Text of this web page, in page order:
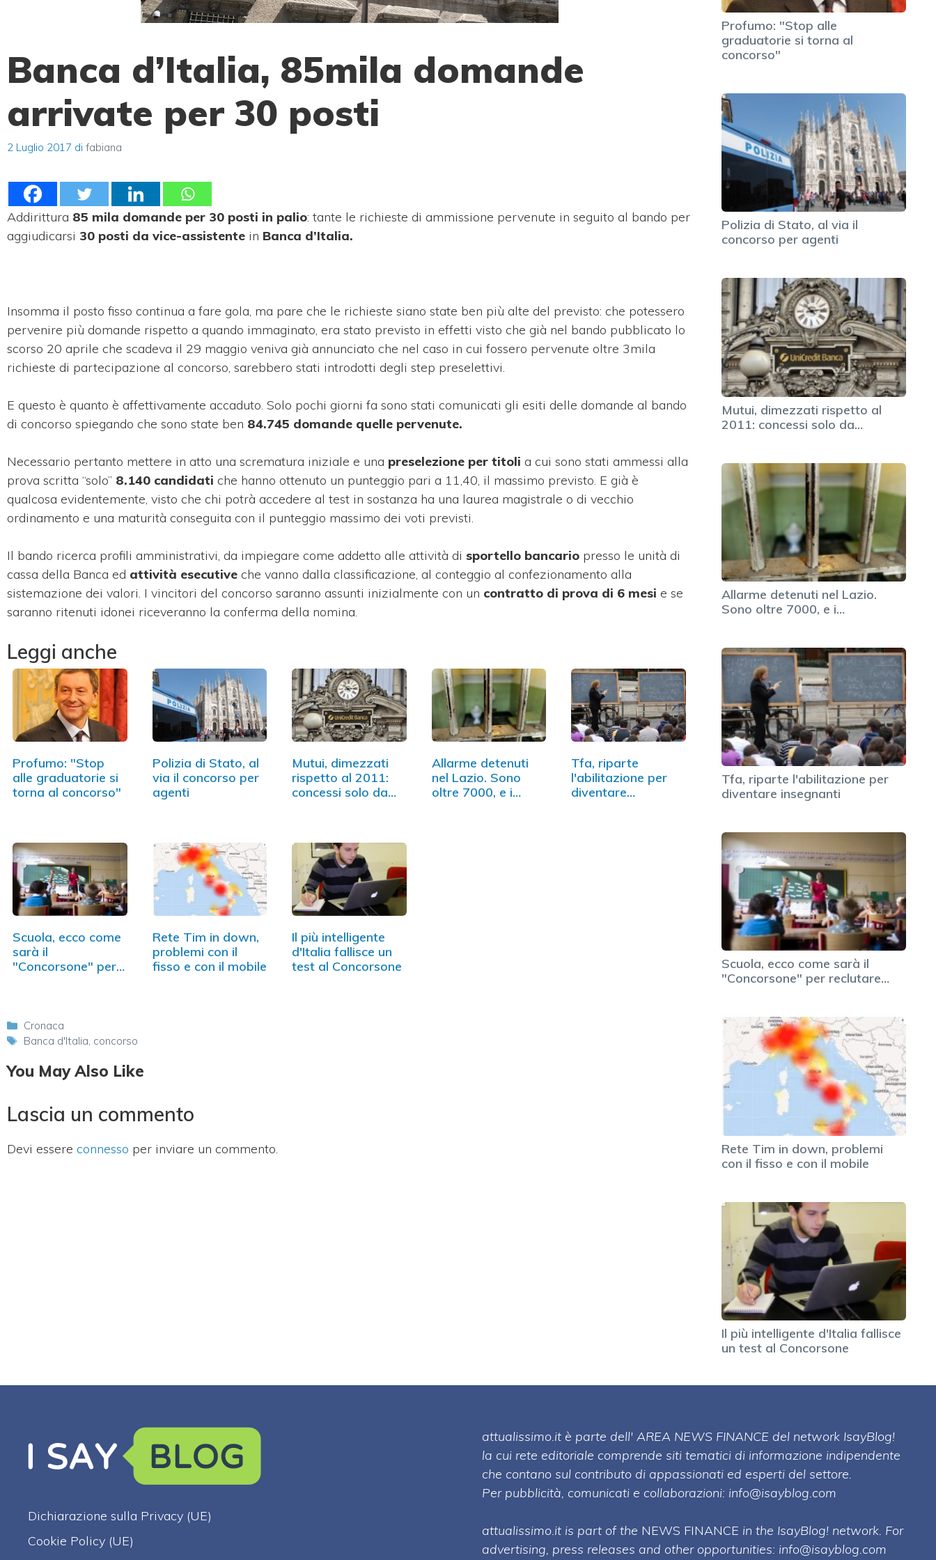
Banca d’Italia, 85mila domande
arrivate per 30 posti
2 Luglio 2017 di fabiana
Addirittura 85 mila domande per 30 posti in palio: tante le richieste di ammissione pervenute in seguito al bando per
aggiudicarsi 30 posti da vice-assistente in Banca d’Italia.
Insomma il posto fisso continua a fare gola, ma pare che le richieste siano state ben più alte del previsto: che potessero
pervenire più domande rispetto a quando immaginato, era stato previsto in effetti visto che già nel bando pubblicato lo
scorso 20 aprile che scadeva il 29 maggio veniva già annunciato che nel caso in cui fossero pervenute oltre 3mila
richieste di partecipazione al concorso, sarebbero stati introdotti degli step preselettivi.
E questo è quanto è affettivamente accaduto. Solo pochi giorni fa sono stati comunicati gli esiti delle domande al bando
di concorso spiegando che sono state ben 84.745 domande quelle pervenute.
Necessario pertanto mettere in atto una scrematura iniziale e una preselezione per titoli a cui sono stati ammessi alla
prova scritta “solo” 8.140 candidati che hanno ottenuto un punteggio pari a 11,40, il massimo previsto. E già è
qualcosa evidentemente, visto che chi potrà accedere al test in sostanza ha una laurea magistrale o di vecchio
ordinamento e una maturità conseguita con il punteggio massimo dei voti previsti.
Il bando ricerca profili amministrativi, da impiegare come addetto alle attività di sportello bancario presso le unità di
cassa della Banca ed attività esecutive che vanno dalla classificazione, al conteggio al confezionamento alla
sistemazione dei valori. I vincitori del concorso saranno assunti inizialmente con un contratto di prova di 6 mesi e se
saranno ritenuti idonei riceveranno la conferma della nomina.
Leggi anche
Profumo: "Stop
alle graduatorie si
torna al concorso"
Polizia di Stato, al
via il concorso per
agenti
Mutui, dimezzati
rispetto al 2011:
concessi solo da…
Allarme detenuti
nel Lazio. Sono
oltre 7000, e i…
Tfa, riparte
l'abilitazione per
diventare
Scuola, ecco come
sarà il
"Concorsone" per
Rete Tim in down,
problemi con il
fisso e con il mobile
Il più intelligente
d'Italia fallisce un
test al Concorsone
Categorie
Cronaca
Tag
Banca d'Italia, concorso
You May Also Like
Lascia un commento
Devi essere connesso per inviare un commento.
Profumo: "Stop alle
graduatorie si torna al
concorso"
Polizia di Stato, al via il
concorso per agenti
Mutui, dimezzati rispetto al
2011: concessi solo da…
Allarme detenuti nel Lazio.
Sono oltre 7000, e i…
Tfa, riparte l'abilitazione per
diventare insegnanti
Scuola, ecco come sarà il
"Concorsone" per reclutare…
Rete Tim in down, problemi
con il fisso e con il mobile
Il più intelligente d'Italia fallisce
un test al Concorsone
Dichiarazione sulla Privacy (UE)
Cookie Policy (UE)
attualissimo.it è parte dell' AREA NEWS FINANCE del network IsayBlog!
la cui rete editoriale comprende siti tematici di informazione indipendente
che contano sul contributo di appassionati ed esperti del settore.
Per pubblicità, comunicati e collaborazioni: info@isayblog.com
attualissimo.it is part of the NEWS FINANCE in the IsayBlog! network. For
advertising, press releases and other opportunities: info@isayblog.com